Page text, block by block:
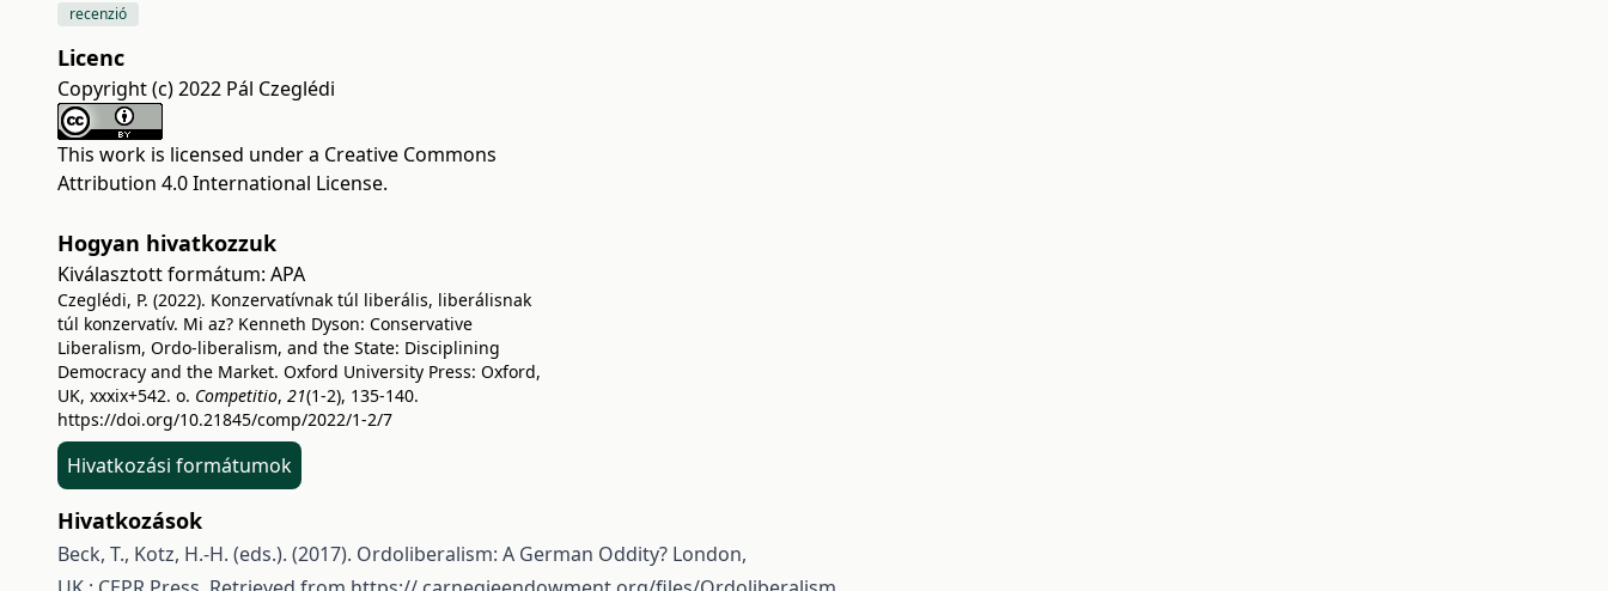
recenzió
Licenc
Copyright (c) 2022 Pál Czeglédi
This work is licensed under a Creative Commons
Attribution 4.0 International License.
Hogyan hivatkozzuk
Kiválasztott formátum: APA
Czeglédi, P. (2022). Konzervatívnak túl liberális, liberálisnak
túl konzervatív. Mi az? Kenneth Dyson: Conservative
Liberalism, Ordo-liberalism, and the State: Disciplining
Democracy and the Market. Oxford University Press: Oxford,
UK, xxxix+542. o. Competitio, 21(1-2), 135-140.
https://doi.org/10.21845/comp/2022/1-2/7
Hivatkozási formátumok
Hivatkozások
Beck, T., Kotz, H.-H. (eds.). (2017). Ordoliberalism: A German Oddity? London,